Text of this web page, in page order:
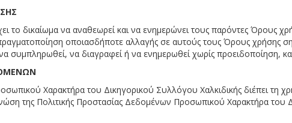
το δικαίωμα να αναθεωρεί και να ενημερώνει τους παρόντες Όρους
οποιασδήποτε αλλαγής σε αυτούς τους Όρους χρήσης
συμπληρωθεί, να διαγραφεί ή να ενημερωθεί χωρίς προειδοποίηση,
Χαρακτήρα του Δικηγορικού Συλλόγου Χαλκιδικής διέπει
της Πολιτικής Προστασίας Δεδομένων Προσωπικού Χαρακτήρα του